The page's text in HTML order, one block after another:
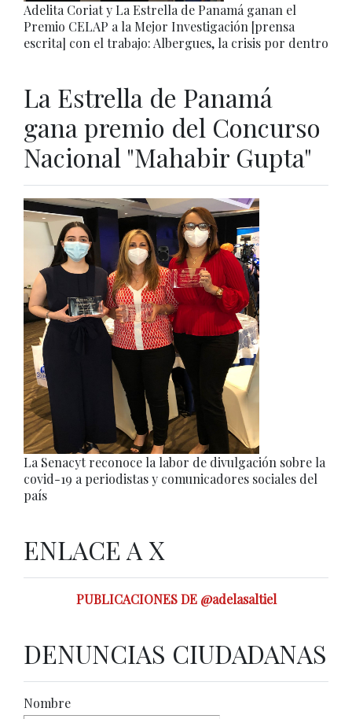
Adelita Coriat y La Estrella de Panamá ganan el
Premio CELAP a la Mejor Investigación [prensa
escrita] con el trabajo: Albergues, la crisis por dentro
La Estrella de Panamá
gana premio del Concurso
Nacional "Mahabir Gupta"
La Senacyt reconoce la labor de divulgación sobre la
covid-19 a periodistas y comunicadores sociales del
país
ENLACE A X
PUBLICACIONES DE @adelasaltiel
DENUNCIAS CIUDADANAS
Nombre